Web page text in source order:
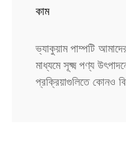
কাম
ভ্যাকুয়াম পাম্পটি
মাধ্যমে সূক্ষ্ম পণ্য
প্রক্রিয়াগুলিতে কোনও